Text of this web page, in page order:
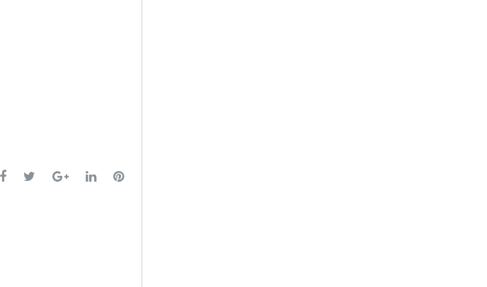
Facebook
TwitterGoogle+
LinkedInPinterest